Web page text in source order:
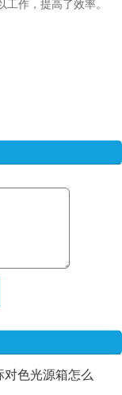
作，提高了效率。
色光源箱怎么